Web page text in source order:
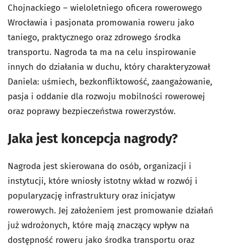
Chojnackiego – wieloletniego oficera rowerowego
Wrocławia i pasjonata promowania roweru jako
taniego, praktycznego oraz zdrowego środka
transportu. Nagroda ta ma na celu inspirowanie
innych do działania w duchu, który charakteryzował
Daniela: uśmiech, bezkonfliktowość, zaangażowanie,
pasja i oddanie dla rozwoju mobilności rowerowej
oraz poprawy bezpieczeństwa rowerzystów.
Jaka jest koncepcja nagrody?
Nagroda jest skierowana do osób, organizacji i
instytucji, które wniosły istotny wkład w rozwój i
popularyzację infrastruktury oraz inicjatyw
rowerowych. Jej założeniem jest promowanie działań
już wdrożonych, które mają znaczący wpływ na
dostępność roweru jako środka transportu oraz